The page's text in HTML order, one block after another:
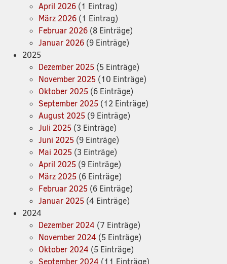
April 2026 (1 Eintrag)
März 2026 (1 Eintrag)
Februar 2026 (8 Einträge)
Januar 2026 (9 Einträge)
2025
Dezember 2025 (5 Einträge)
November 2025 (10 Einträge)
Oktober 2025 (6 Einträge)
September 2025 (12 Einträge)
August 2025 (9 Einträge)
Juli 2025 (3 Einträge)
Juni 2025 (9 Einträge)
Mai 2025 (3 Einträge)
April 2025 (9 Einträge)
März 2025 (6 Einträge)
Februar 2025 (6 Einträge)
Januar 2025 (4 Einträge)
2024
Dezember 2024 (7 Einträge)
November 2024 (5 Einträge)
Oktober 2024 (5 Einträge)
September 2024 (11 Einträge)